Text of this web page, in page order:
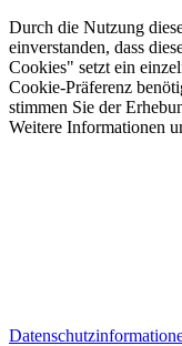
Durch die Nutzung
einverstanden, dass
Cookies" setzt ein
Cookie-Präferenz
stimmen Sie der
Weitere Informationen